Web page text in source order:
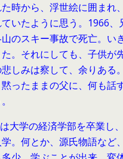
時から、浮世絵に囲まれ
いたように思う。1966、
のスキー事故で死亡。い
。それにしても、子供が
しみは察して、余りある
ったままの父に、何も話
大学の経済学部を卒業し
。何とか、源氏物語など